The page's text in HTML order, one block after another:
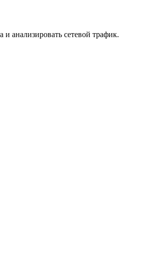
анализировать сетевой трафик.